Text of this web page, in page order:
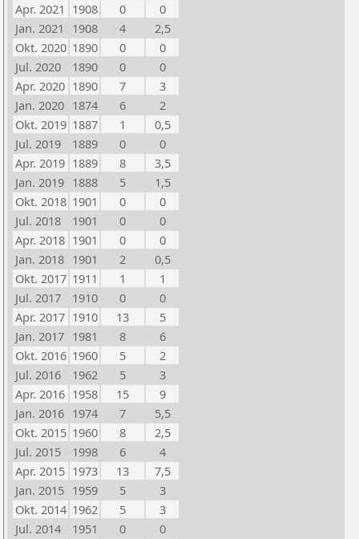
Apr. 2021 1908 0
0
Jan. 2021
1908 4
2,5
Okt. 2020 1890 0
0
Jul. 2020
1890 0
0
Apr. 2020 1890 7
3
Jan. 2020 1874 6
2
Okt. 2019 1887 1
0,5
Jul. 2019
1889 0
0
Apr. 2019 1889 8
3,5
Jan. 2019 1888 5
1,5
Okt. 2018 1901 0
0
Jul. 2018
1901 0
0
Apr. 2018 1901 0
0
Jan. 2018 1901 2
0,5
Okt. 2017 1911 1
1
Jul. 2017
1910 0
0
Apr. 2017 1910 13
5
Jan. 2017 1981 8
6
Okt. 2016 1960 5
2
Jul. 2016
1962 5
3
Apr. 2016 1958 15
9
Jan. 2016 1974 7
5,5
Okt. 2015 1960 8
2,5
Jul. 2015
1998 6
4
Apr. 2015 1973 13
7,5
Jan. 2015 1959 5
3
Okt. 2014 1962 5
3
Jul. 2014
1951 0
0